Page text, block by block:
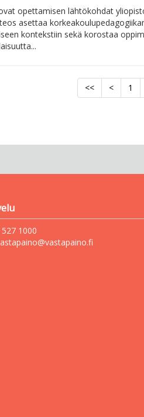
opettamisen lähtökohdat
asettaa
kontekstiin sekä korostaa
<< < 1
1000